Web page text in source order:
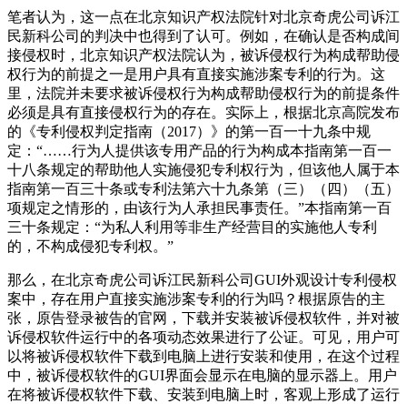
笔者认为，这一点在北京知识产权法院针对北京奇虎公司诉江
民新科公司的判决中也得到了认可。例如，在确认是否构成间
接侵权时，北京知识产权法院认为，被诉侵权行为构成帮助侵
权行为的前提之一是用户具有直接实施涉案专利的行为。这
里，法院并未要求被诉侵权行为构成帮助侵权行为的前提条件
必须是具有直接侵权行为的存在。实际上，根据北京高院发布
的《专利侵权判定指南（2017）》的第一百一十九条中规
定：“……行为人提供该专用产品的行为构成本指南第一百一
十八条规定的帮助他人实施侵犯专利权行为，但该他人属于本
指南第一百三十条或专利法第六十九条第（三）（四）（五）
项规定之情形的，由该行为人承担民事责任。”本指南第一百
三十条规定：“为私人利用等非生产经营目的实施他人专利
的，不构成侵犯专利权。”
那么，在北京奇虎公司诉江民新科公司GUI外观设计专利侵权
案中，存在用户直接实施涉案专利的行为吗？根据原告的主
张，原告登录被告的官网，下载并安装被诉侵权软件，并对被
诉侵权软件运行中的各项动态效果进行了公证。可见，用户可
以将被诉侵权软件下载到电脑上进行安装和使用，在这个过程
中，被诉侵权软件的GUI界面会显示在电脑的显示器上。用户
在将被诉侵权软件下载、安装到电脑上时，客观上形成了运行